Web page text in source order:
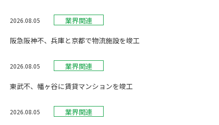
2026.08.05 業界関連
阪急阪神不、兵庫と京都で物流施設を竣工
2026.08.05 業界関連
東武不、幡ヶ谷に賃貸マンションを竣工
2026.08.05 業界関連